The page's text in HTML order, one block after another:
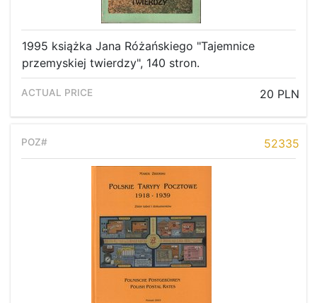
1995 książka Jana Różańskiego "Tajemnice
przemyskiej twierdzy", 140 stron.
20 PLN
52335